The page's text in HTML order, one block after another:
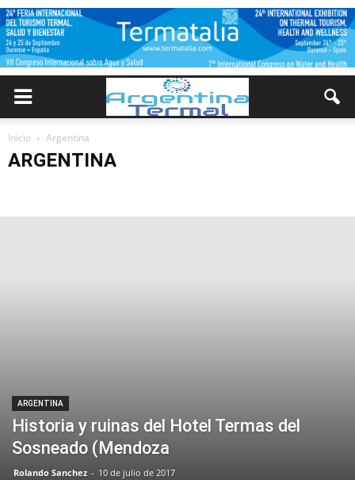
Inicio Argentina
ARGENTINA
ARGENTINA
Historia y ruinas del Hotel Termas del
Sosneado (Mendoza
Rolando Sanchez - 10 de julio de 2017